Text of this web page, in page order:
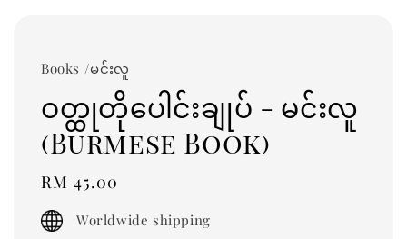
Books /မင်းလူ
ဝတ္ထုတိုပေါင်းချုပ် - မင်းလူ
(Burmese Book)
Regular
price
RM 45.00
Worldwide shipping